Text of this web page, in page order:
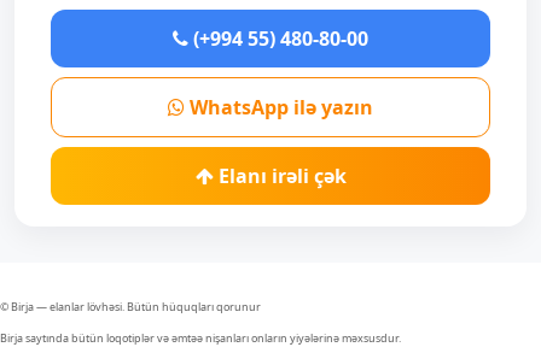
(+994 55) 480-80-00
WhatsApp ilə yazın
Elanı irəli çək
© Birja — elanlar lövhəsi. Bütün hüquqları qorunur
Birja saytında bütün loqotiplər və əmtəə nişanları onların yiyələrinə məxsusdur.